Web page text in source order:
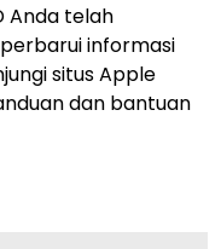
Anda telah
informasi
situs Apple
dan bantuan